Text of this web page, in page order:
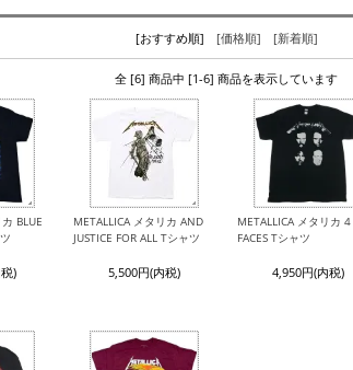
[おすすめ順] [価格順] [新着順]
全 [6] 商品中 [1-6] 商品を表示しています
BLUE
)
METALLICA メタリカ AND
JUSTICE FOR ALL Tシャツ
5,500円(内税)
METALLICA メタリカ 4
FACES Tシャツ
4,950円(内税)